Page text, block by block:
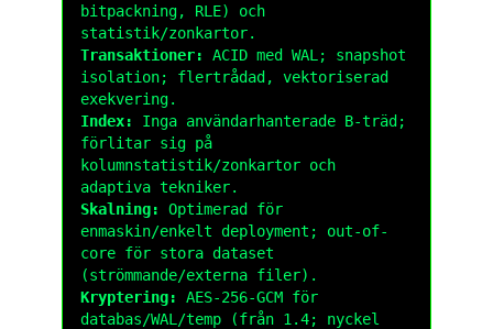
bitpackning, RLE) och
statistik/zonkartor.
Transaktioner:
ACID med WAL; snapshot
isolation; flertrådad, vektoriserad
exekvering.
Index:
Inga användarhanterade B-träd;
förlitar sig på
kolumnstatistik/zonkartor och
adaptiva tekniker.
Skalning:
Optimerad för
enmaskin/enkelt deployment; out-of-
core för stora dataset
(strömmande/externa filer).
Kryptering:
AES-256-GCM för
databas/WAL/temp (från 1.4; nyckel